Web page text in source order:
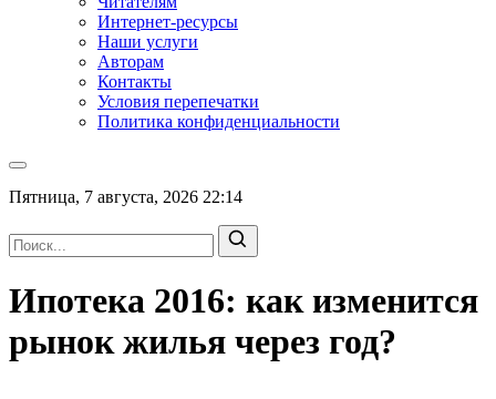
Интернет-ресурсы
Наши услуги
Авторам
Контакты
Условия перепечатки
Политика конфиденциальности
Пятница, 7 августа, 2026 22:14
Ипотека 2016: как изменится
рынок жилья через год?